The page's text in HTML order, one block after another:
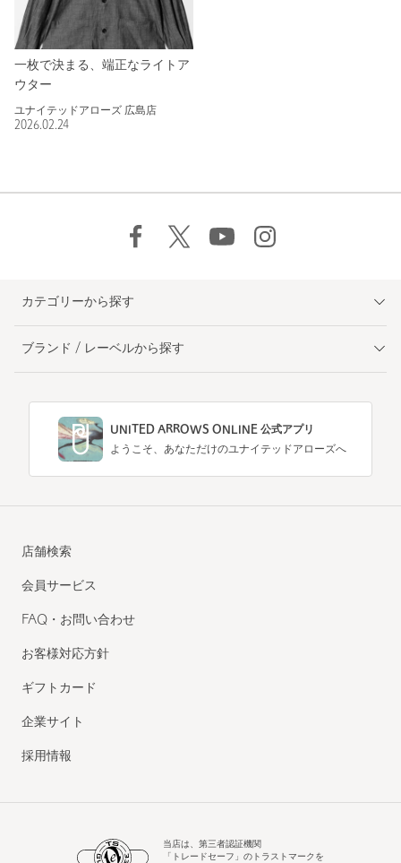
一枚で決まる、端正なライトア
ウター
ユナイテッドアローズ 広島店
2026.02.24
カテゴリーから探す
ブランド / レーベルから探す
UNITED ARROWS ONLINE 公式アプリ
ようこそ、あなただけのユナイテッドアローズへ
店舗検索
会員サービス
FAQ・お問い合わせ
お客様対応方針
ギフトカード
企業サイト
採用情報
当店は、第三者認証機関
「トレードセーフ」のトラストマークを